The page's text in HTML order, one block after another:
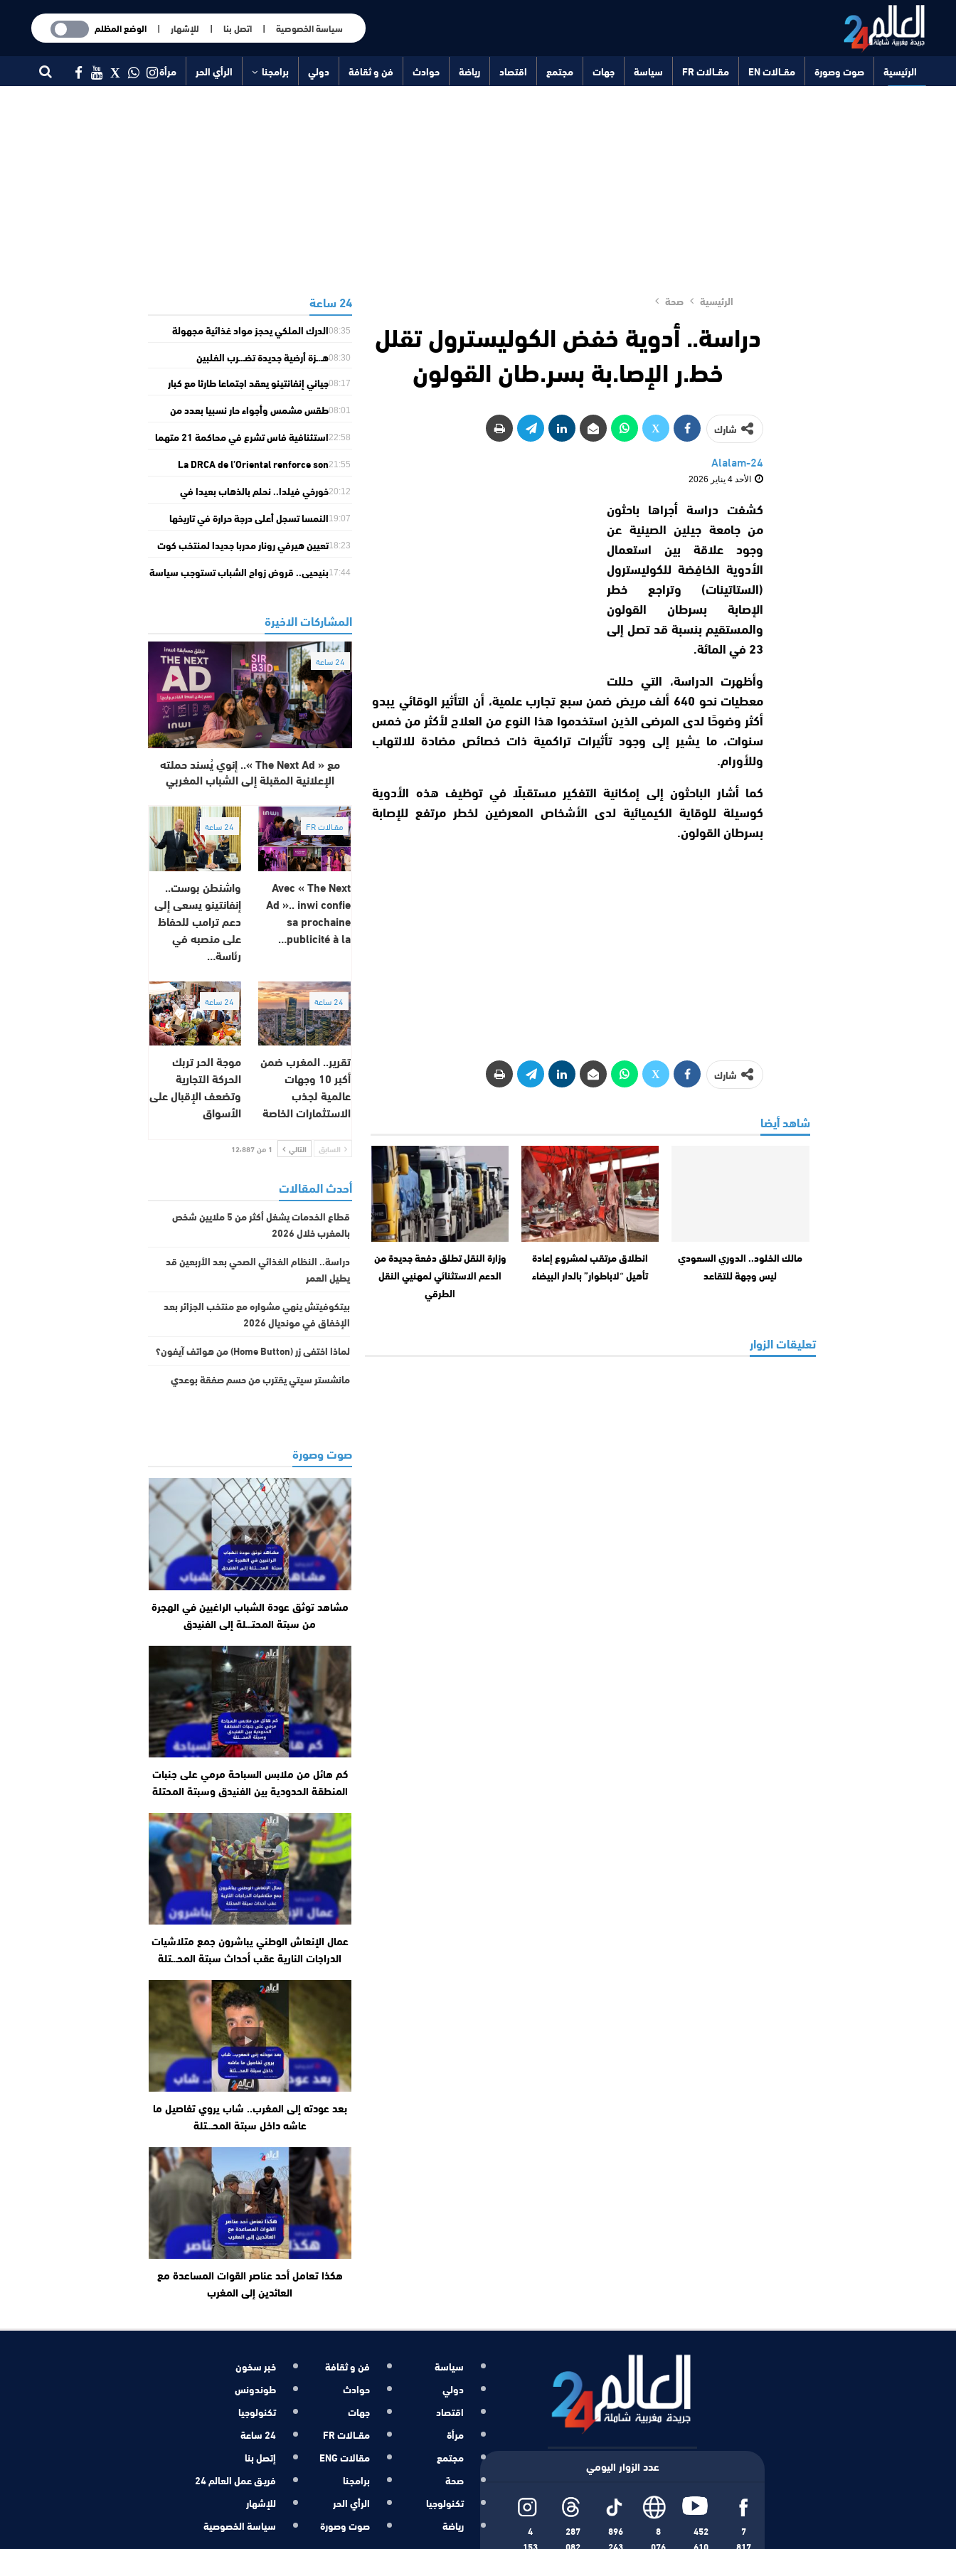
سياسة الخصوصية |اتصل بنا | للإشهار |الوضع المظلم
الرئيسية صوت وصورة مقــالات EN مقــالات FR سياسة جهات مجتمع اقتصاد رياضة حوادث فن و ثقافة دولي برامجنا الرأي الحر
مرأة
الرئيسية صحة
دراسة.. أدوية خفض الكوليسترول تقلل
خط.ر الإصا.بة بسر.طان القولون
شارك
Alalam-24
الأحد 4 يناير 2026
كشفت دراسة أجراها باحثون
من جامعة جيلين الصينية عن
وجود علاقة بين استعمال
الأدوية الخافِضة للكوليسترول
(الستاتينات) وتراجع خطر
الإصابة بسرطان القولون
والمستقيم بنسبة قد تصل إلى
23 في المائة.
وأظهرت الدراسة، التي حللت
معطيات نحو 640 ألف مريض ضمن سبع تجارب علمية، أن التأثير الوقائي يبدو
أكثر وضوحًا لدى المرضى الذين استخدموا هذا النوع من العلاج لأكثر من خمس
سنوات، ما يشير إلى وجود تأثيرات تراكمية ذات خصائص مضادة للالتهاب
وللأورام.
كما أشار الباحثون إلى إمكانية التفكير مستقبلًا في توظيف هذه الأدوية
كوسيلة للوقاية الكيميائية لدى الأشخاص المعرضين لخطر مرتفع للإصابة
بسرطان القولون.
شارك
شاهد أيضا
مالك الخلود.. الدوري السعودي
ليس وجهة للتقاعد
انطلاق مرتقب لمشروع إعادة
تأهيل “لاباطوار” بالدار البيضاء
وزارة النقل تطلق دفعة جديدة من
الدعم الاستثنائي لمهنيي النقل
الطرقي
تعليقات الزوار
24 ساعة
08:35الدرك الملكي يحجز مواد غذائية مجهولة
المصدر داخل مستودعات سرية بفاس
08:30هـ.ـزة أرضية جديدة تضـ.ـرب الفلبين
08:17جياني إنفانتينو يعقد اجتماعا طارئا مع كبار
مسؤولي فيفا في العاصمة الرباط
08:01طقس مشمس وأجواء حار نسبيا بعدد من
22:58
استئنافية فاس تشرع في محاكمة 21 متهما
في قضية انهيـ.ـار عمارتي “حي المستقبل”
21:55
La DRCA de l’Oriental renforce son
du Salon Régional des Produits20:12خورخي فيلدا.. نحلم بالذهاب بعيدا في
البطولة والعودة إلى كأس العالم
19:07النمسا تسجل أعلى درجة حرارة في تاريخها
18:23تعيين هيرفي رونار مدربا جديدا لمنتخب كوت
17:44بنيحيى.. قروض زواج الشباب تستوجب سياسة
المشاركات الاخيرة
24 ساعة
مع « The Next Ad ».. إنوي يُسند حملته
الإعلانية المقبلة إلى الشباب المغربي
مقــالات FR
Avec « The Next
Ad ».. inwi confie
sa prochaine
publicité à la…
24 ساعة
واشنطن بوست..
إنفانتينو يسعى إلى
دعم ترامب للحفاظ
على منصبه في
رئاسة…
24 ساعة
تقرير.. المغرب ضمن
أكبر 10 وجهات
عالمية لجذب
الاستثمارات الخاصة
24 ساعة
موجة الحر تربك
الحركة التجارية
وتضعف الإقبال على
الأسواق
السابق التالي 1 من 12٬887
أحدث المقالات
قطاع الخدمات يشغل أكثر من 5 ملايين شخص
بالمغرب خلال 2026
دراسة.. النظام الغذائي الصحي بعد الأربعين قد
يطيل العمر
بيتكوفيتش ينهي مشواره مع منتخب الجزائر بعد
الإخفاق في مونديال 2026
لماذا اختفى زر (Home Button) من هواتف آيفون؟
مانشستر سيتي يقترب من حسم صفقة بوعدي
صوت وصورة
مشاهد توثق عودة الشباب الراغبين في الهجرة
من سبتة المحتـ.ـلة إلى الفنيدق
كم هائل من ملابس السباحة مرمي على جنبات
المنطقة الحدودية بين الفنيدق وسبتة المحتلة
عمال الإنعاش الوطني يباشرون جمع متلاشيات
الدراجات النارية عقب أحداث سبتة المحـ.ـتلة
بعد عودته إلى المغرب.. شاب يروي تفاصيل ما
عاشه داخل سبتة المحـ.ـتلة
هكذا تعامل أحد عناصر القوات المساعدة مع
العائدين إلى المغرب
عدد الزوار اليومي
7
452
8
896
287
4
سياسة
دولي
اقتصاد
مرأة
مجتمع
صحة
تكنولوجيا
رياضة
فن و ثقافة
حوادث
جهات
مقــالات FR
مقالات ENG
برامجنا
الرأي الحر
صوت وصورة
خبر سخون
طوندونس
تكنولوجيا
24 ساعة
إتصل بنا
فريـق عمل العالم 24
للإشهار
سياسة الخصوصية